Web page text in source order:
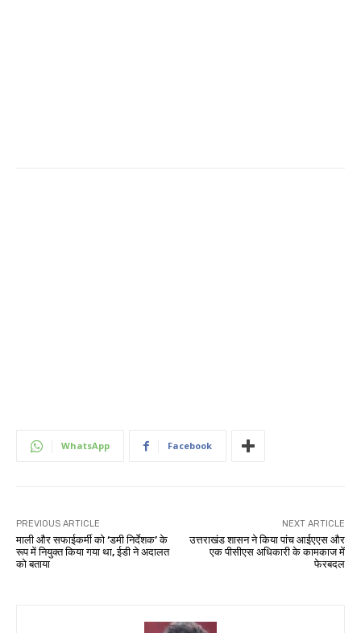
WhatsApp Facebook
PREVIOUS ARTICLE
माली और सफाईकर्मी को ‘डमी निर्देशक’ के
रूप में नियुक्त किया गया था, ईडी ने अदालत
को बताया
NEXT ARTICLE
उत्तराखंड शासन ने किया पांच आईएएस और
एक पीसीएस अधिकारी के कामकाज में
फेरबदल